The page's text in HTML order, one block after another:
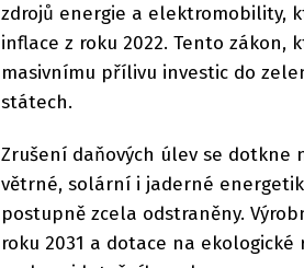
zdrojů energie a elektromobility,
inflace z roku 2022. Tento zákon,
masivnímu přílivu investic do
státech.
Zrušení daňových úlev se
větrné, solární i jaderné
postupně zcela odstraněny.
roku 2031 a dotace na